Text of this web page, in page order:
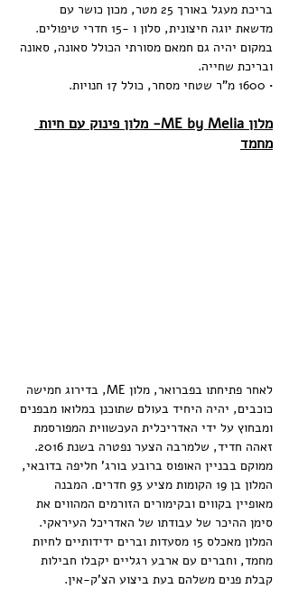
בריכת מעגל באורך 25 מטר, מכון כושר עם
מדשאת יוגה חיצונית, סלון ו -15 חדרי טיפולים.
במקום יהיה גם חמאם מסורתי הכולל סאונה, סאונה
ובריכת שחייה.
• 1600 מ"ר שטחי מסחר, כולל 17 חנויות.
מלון ME by Melia- מלון פינוק עם חיות
מחמד
לאחר פתיחתו בפברואר, מלון ME, בדירוג חמישה
כוכבים, יהיה היחיד בעולם שתוכנן במלואו מבפנים
ומבחוץ על ידי האדריכלית העכשווית המפורסמת
זאהה חדיד, שלמרבה הצער נפטרה בשנת 2016.
ממוקם בבניין האופוס ברובע בורג' חליפה בדובאי,
המלון בן 19 הקומות מציע 93 חדרים. המבנה
מאופיין בקווים ובקימורים הזורמים המהווים את
סימן ההיכר של עבודתו של האדריכל העיראקי.
המלון מאכלס 15 מסעדות וברים ידידותיים לחיות
מחמד, וחברים עם ארבע רגליים יקבלו חבילות
קבלת פנים משלהם בעת ביצוע הצ'ק-אין.